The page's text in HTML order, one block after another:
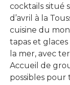
cocktails situé
d’avril à la
cuisine du
tapas et
la mer, avec
Accueil de
possibles pour